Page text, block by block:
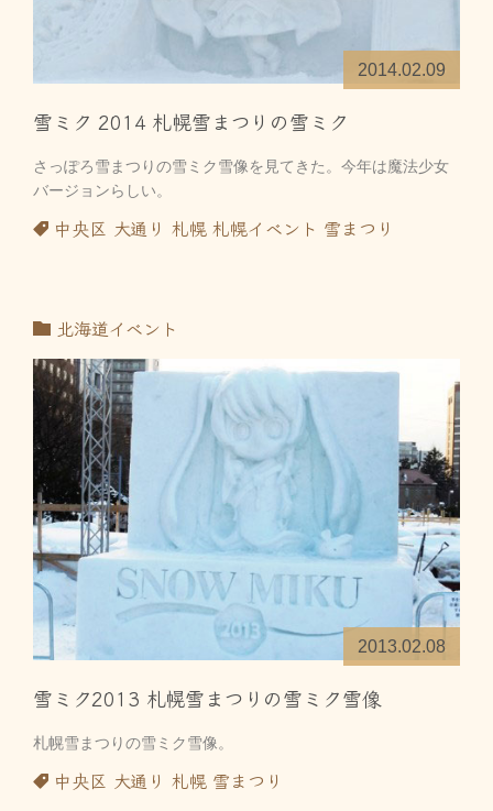
2014.02.09
雪ミク 2014 札幌雪まつりの雪ミク
さっぽろ雪まつりの雪ミク雪像を見てきた。今年は魔法少女
バージョンらしい。
中央区 大通り 札幌 札幌イベント 雪まつり
北海道イベント
2013.02.08
雪ミク2013 札幌雪まつりの雪ミク雪像
札幌雪まつりの雪ミク雪像。
中央区 大通り 札幌 雪まつり